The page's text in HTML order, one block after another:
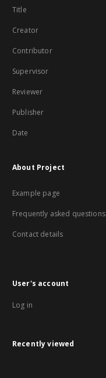
Title
Creator
Contributor
Supervisor
Reviewer
Publisher
Date
About Project
Example page
Frequently asked questions
Contact details
User's account
Log in
Recently viewed